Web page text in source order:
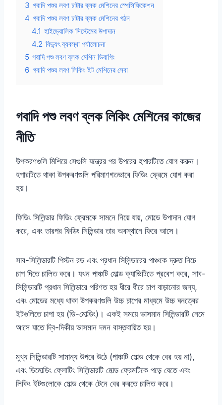
3 গবাদি পশুর লবণ চাটার ব্লক মেশিনের স্পেসিফিকেশন
4 গবাদি পশুর লবণ চাটার ব্লক মেশিনের গঠন
4.1 হাইড্রোলিক সিস্টেমের উপাদান
4.2 বিদ্যুৎ ব্যবস্থা পর্যালোচনা
5 গবাদি পশু লবণ ব্লক মেশিন ডিবাগিং
6 গবাদি পশুর লবণ লিকিং ইট মেশিনের সেবা
গবাদি পশু লবণ ব্লক লিকিং মেশিনের কাজের
নীতি
উপকরণগুলি মিশিয়ে সেগুলি যন্ত্রের পর উপরের হপারটিতে যোগ করুন।
হপারটিতে থাকা উপকরণগুলি পরিমাণগতভাবে ফিডিং ফ্রেমে যোগ করা
হয়।
ফিডিং সিলিন্ডার ফিডিং ফ্রেমকে সামনে নিয়ে যায়, মোল্ডে উপাদান যোগ
করে, এবং তারপর ফিডিং সিলিন্ডার তার অবস্থানে ফিরে আসে।
সাব-সিলিন্ডারটি পিস্টন রড এবং প্রধান সিলিন্ডারের পাঞ্চকে দ্রুত নিচে
চাপ দিতে চালিত করে। যখন পাঞ্চটি মোল্ড ক্যাভিটিতে প্রবেশ করে, সাব-
সিলিন্ডারটি প্রধান সিলিন্ডারে পরিণত হয় ধীরে ধীরে চাপ বাড়ানোর জন্য,
এবং মোল্ডের মধ্যে থাকা উপকরণগুলি উচ্চ চাপের মাধ্যমে উচ্চ ঘনত্বের
ইটগুলিতে চাপা হয় (ডি-মোল্ডিং)। একই সময়ে ভাসমান সিলিন্ডারটি নেমে
আসে যাতে দ্বি-দিকীয় ভাসমান দমন বাস্তবায়িত হয়।
মুখ্য সিলিন্ডারটি সামান্য উপরে উঠে (পাঞ্চটি মোল্ড থেকে বের হয় না),
এবং ডিমোল্ডিং ফ্লোটিং সিলিন্ডারটি মোল্ড ফ্রেমটিকে পড়ে যেতে এবং
লিকিং ইটগুলোকে মোল্ড থেকে টেনে বের করতে চালিত করে।